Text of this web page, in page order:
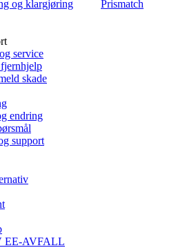
og klargjøring
Prismatch
service
skade
endring
support
EE-AVFALL